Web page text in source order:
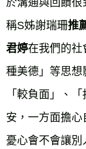
於溝通與回饋
稱S姊謝瑞珊推
君婷在我們的社
種美德」等思想
「較負面」、
安，一方面擔
憂心會不會讓